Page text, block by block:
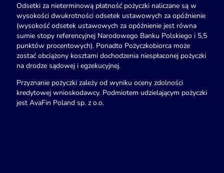
Odsetki za nieterminową płatność pożyczki naliczane są w
wysokości dwukrotności odsetek ustawowych za opóźnienie
(wysokość odsetek ustawowych za opóźnienie jest równa
sumie stopy referencyjnej Narodowego Banku Polskiego i 5,5
punktów procentowych). Ponadto Pożyczkobiorca może
zostać obciążony kosztami dochodzenia niespłaconej pożyczki
na drodze sądowej i egzekucyjnej.
Przyznanie pożyczki zależy od wyniku oceny zdolności
kredytowej wnioskodawcy. Podmiotem udzielającym pożyczki
jest AvaFin Poland sp. z o.o.